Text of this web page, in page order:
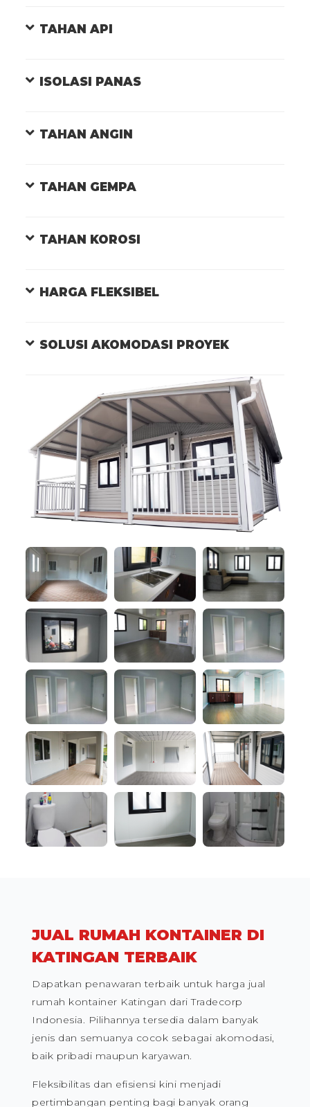
TAHAN API
ISOLASI PANAS
TAHAN ANGIN
TAHAN GEMPA
TAHAN KOROSI
HARGA FLEKSIBEL
SOLUSI AKOMODASI PROYEK
JUAL RUMAH KONTAINER DI
KATINGAN TERBAIK
Dapatkan penawaran terbaik untuk harga jual
rumah kontainer Katingan dari Tradecorp
Indonesia. Pilihannya tersedia dalam banyak
jenis dan semuanya cocok sebagai akomodasi,
baik pribadi maupun karyawan.
Fleksibilitas dan efisiensi kini menjadi
pertimbangan penting bagi banyak orang